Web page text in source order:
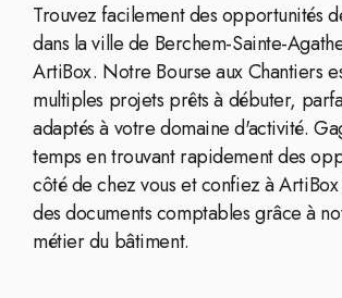
Trouvez facilement des opportunités
dans la ville de Berchem-Sainte-
ArtiBox. Notre Bourse aux Chantiers
multiples projets prêts à débuter,
adaptés à votre domaine d'activité.
temps en trouvant rapidement des
côté de chez vous et confiez à
des documents comptables grâce à
métier du bâtiment.